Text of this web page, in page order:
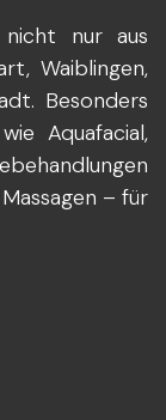
nicht nur aus
Waiblingen,
Besonders
Aquafacial,
– für